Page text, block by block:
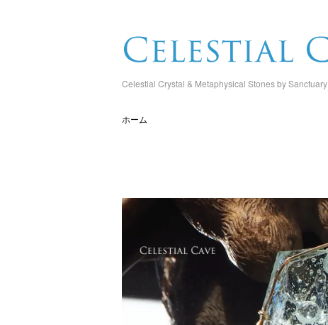
Celestial Crystal & Metaphysical Stones by Sanctuary
ホーム